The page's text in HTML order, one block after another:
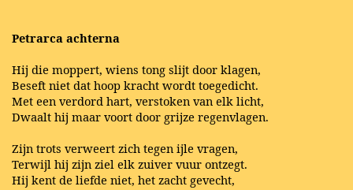
Petrarca achterna
Hij die moppert, wiens tong slijt door klagen,
Beseft niet dat hoop kracht wordt toegedicht.
Met een verdord hart, verstoken van elk licht,
Dwaalt hij maar voort door grijze regenvlagen.
Zijn trots verweert zich tegen ijle vragen,
Terwijl hij zijn ziel elk zuiver vuur ontzegt.
Hij kent de liefde niet, het zacht gevecht,